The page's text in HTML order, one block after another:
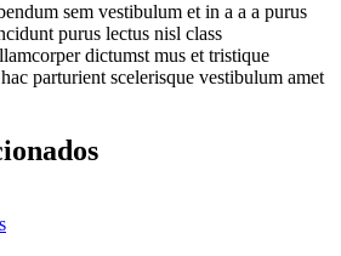
sem vestibulum et in a a a purus
purus lectus nisl class
dictumst mus et tristique
parturient scelerisque vestibulum amet